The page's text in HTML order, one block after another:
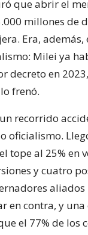
que abrir el
millones de
Era, además,
Milei ya
decreto en
frenó.
recorrido
oficialismo.
tope al 25% en
y cuatro
en contra, y una
el 77% de los